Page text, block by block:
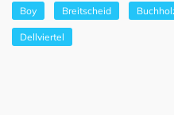
Boy Breitscheid
Dellviertel